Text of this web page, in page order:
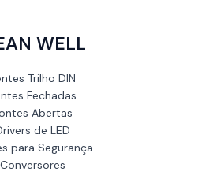
WELL
Trilho DIN
Fechadas
Abertas
de LED
para Segurança
Conversores